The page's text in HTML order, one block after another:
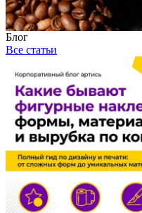
Блог
Все статьи